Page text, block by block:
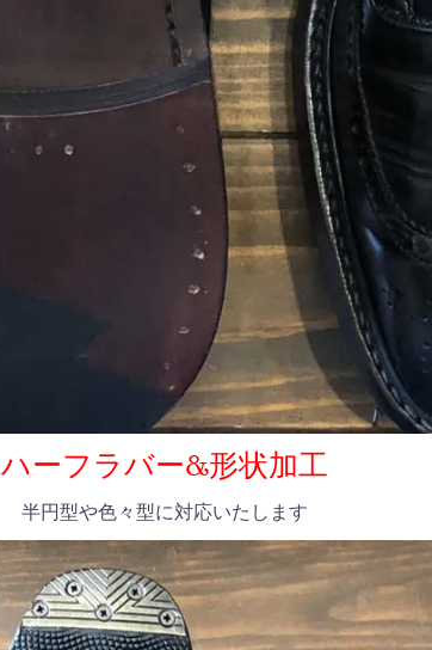
ハーフラバー&形状加工
半円型や色々型に対応いたします